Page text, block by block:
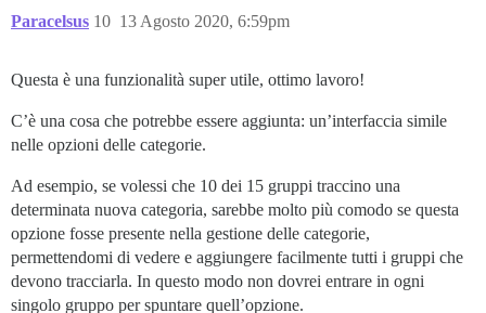
Paracelsus 13 Agosto 2020, 6:59pm
10
Questa è una funzionalità super utile, ottimo lavoro!
C’è una cosa che potrebbe essere aggiunta: un’interfaccia simile
nelle opzioni delle categorie.
Ad esempio, se volessi che 10 dei 15 gruppi traccino una
determinata nuova categoria, sarebbe molto più comodo se questa
opzione fosse presente nella gestione delle categorie,
permettendomi di vedere e aggiungere facilmente tutti i gruppi che
devono tracciarla. In questo modo non dovrei entrare in ogni
singolo gruppo per spuntare quell’opzione.